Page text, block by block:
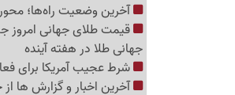
آخرین وضعیت راه‌ها؛
جهانی طلا در هفته آینده
شرط عجیب آمریکا برای